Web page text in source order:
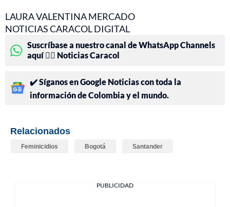
LAURA VALENTINA MERCADO
NOTICIAS CARACOL DIGITAL
Suscríbase a nuestro canal de WhatsApp Channels
aquí 👉🏻 Noticias Caracol
✔️ Síganos en Google Noticias con toda la
información de Colombia y el mundo.
Relacionados
Feminicidios Bogotá Santander
PUBLICIDAD